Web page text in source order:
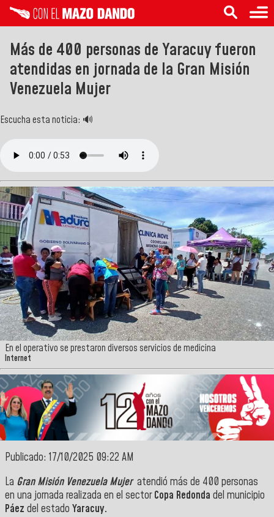
Más de 400 personas de Yaracuy fueron
atendidas en jornada de la Gran Misión
Venezuela Mujer
Escucha esta noticia: 🔊
En el operativo se prestaron diversos servicios de medicina
Internet
Publicado: 17/10/2025 09:22 AM
‎La Gran Misión Venezuela Mujeratendió más de 400 personas
en una jornada realizada en el sectorCopa Redonda del municipio
Páez del estado Yaracuy.